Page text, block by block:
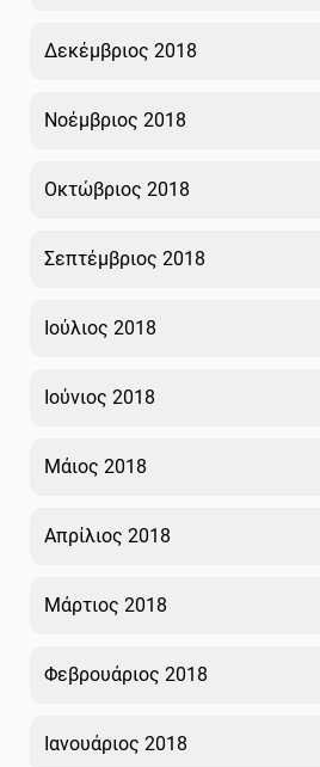
Δεκέμβριος 2018
Νοέμβριος 2018
Οκτώβριος 2018
Σεπτέμβριος 2018
Ιούλιος 2018
Ιούνιος 2018
Μάιος 2018
Απρίλιος 2018
Μάρτιος 2018
Φεβρουάριος 2018
Ιανουάριος 2018